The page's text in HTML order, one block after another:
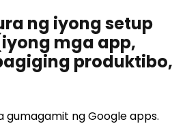
ng iyong setup
mga app,
produktibo,
gumagamit ng Google apps.